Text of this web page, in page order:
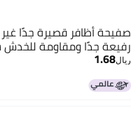
صفيحة أظافر قصيرة جدًا
رفيعة جدًا ومقاومة
ريال1.68